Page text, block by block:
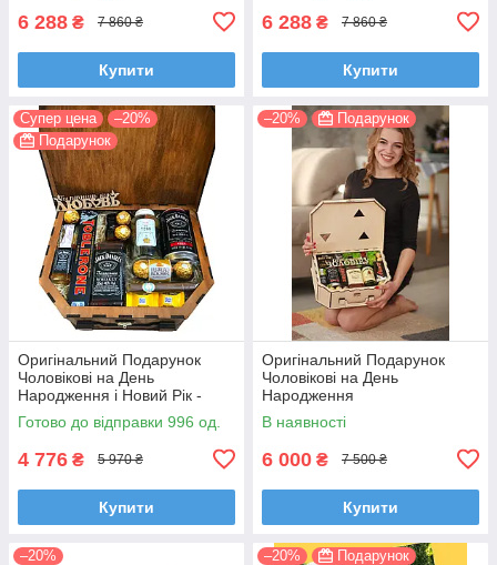
6 288 ₴ 7 860 ₴
Купити
6 288 ₴ 7 860 ₴
Купити
Супер цена
–20%
Подарунок
Оригінальний Подарунок
Чоловікові на День
Народження і Новий Рік -
чоловіка, босу, хлопцеві,
начальнику
Готово до відправки 996 од.
4 776 ₴ 5 970 ₴
Купити
–20% Подарунок
Оригінальний Подарунок
Чоловікові на День
Народження
В наявності
6 000 ₴ 7 500 ₴
Купити
–20% –20% Подарунок